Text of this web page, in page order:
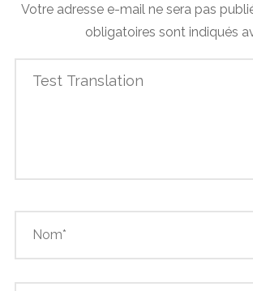
Votre adresse e-mail ne sera pas
obligatoires sont indiqués